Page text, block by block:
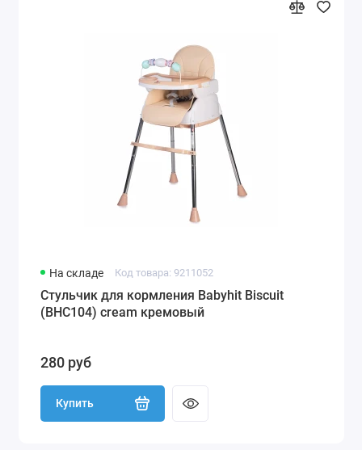
На складе Код товара: 9211052
Стульчик для кормления Babyhit Biscuit
(BHC104) сream кремовый
280 руб
Купить